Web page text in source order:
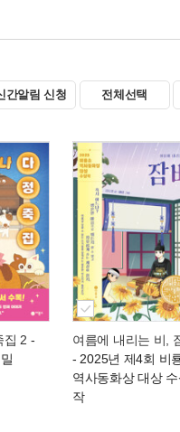
간알림 신청 전체선택
집 2 -
여름에 내리는 비,
- 2025년 제4회 비
역사동화상 대상
작